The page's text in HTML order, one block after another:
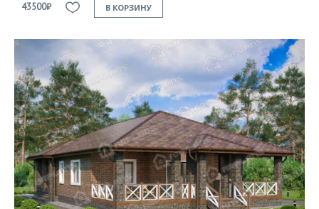
43500₽ В КОРЗИНУ